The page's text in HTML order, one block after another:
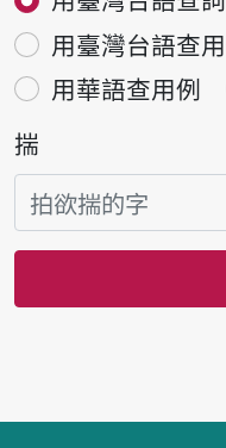
用臺灣台語查
用華語查用例
揣